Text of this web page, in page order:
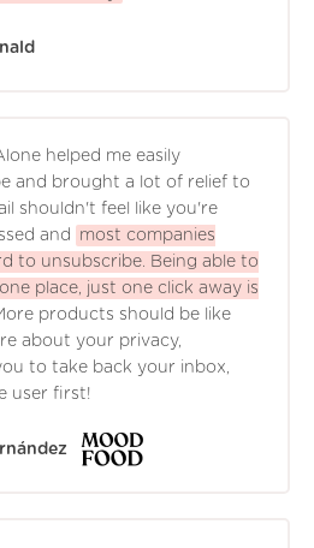
helped me easily
and brought a lot of relief to
shouldn't feel like you're
and
most companies
to unsubscribe. Being able to
place, just one click away is
products should be like
about your privacy,
to take back your inbox,
user first!